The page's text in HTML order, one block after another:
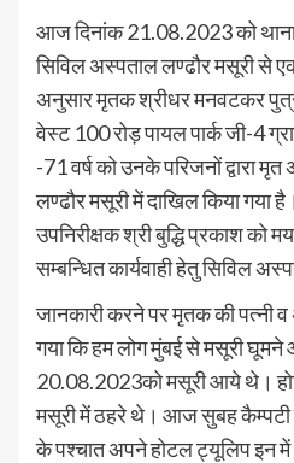
आज दिनांक 21.08.2023 को
सिविल अस्पताल लण्ढौर मसूरी से
अनुसार मृतक श्रीधर मनवटकर
वेस्ट 100 रोड़ पायल पार्क जी-4
-71 वर्ष को उनके परिजनों द्वारा
लण्ढौर मसूरी में दाखिल किया गया
उपनिरीक्षक श्री बुद्धि प्रकाश को
सम्बन्धित कार्यवाही हेतु सिविल
जानकारी करने पर मृतक की पत्नी व
गया कि हम लोग मुंबई से मसूरी घूमने
20.08.2023को मसूरी आये थे।
मसूरी में ठहरे थे। आज सुबह
के पश्चात अपने होटल ट्यूलिप इन